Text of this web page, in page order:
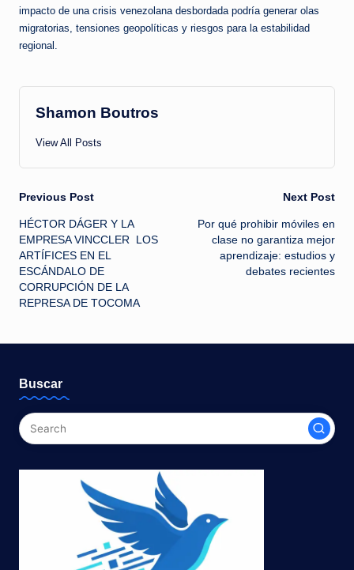
impacto de una crisis venezolana desbordada podría generar olas
migratorias, tensiones geopolíticas y riesgos para la estabilidad
regional.
Shamon Boutros
View All Posts
Post
navigation
Previous Post
HÉCTOR DÁGER Y LA
EMPRESA VINCCLER LOS
ARTÍFICES EN EL
ESCÁNDALO DE
CORRUPCIÓN DE LA
REPRESA DE TOCOMA
Next Post
Por qué prohibir móviles en
clase no garantiza mejor
aprendizaje: estudios y
debates recientes
Buscar